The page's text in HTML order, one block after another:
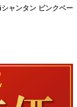
ャンタン ピンクベー